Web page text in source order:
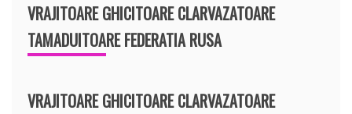
VRAJITOARE GHICITOARE CLARVAZATOARE
TAMADUITOARE FEDERATIA RUSA
VRAJITOARE GHICITOARE CLARVAZATOARE